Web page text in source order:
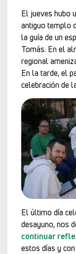
El jueves hubo
antiguo templo
la guía de un
Tomás. En el
regional
En la tarde, el
celebración de
El último día
desayuno, nos
continuar
estos días y